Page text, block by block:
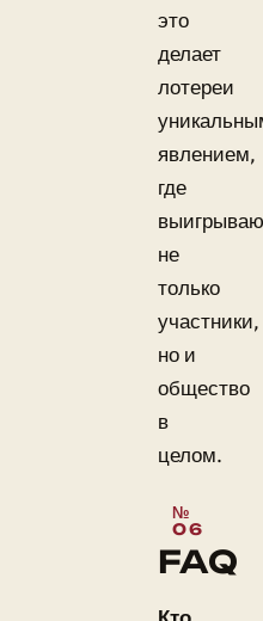
это
делает
лотереи
явлением,
где
не
только
участники,
но и
общество
в
целом.
FAQ